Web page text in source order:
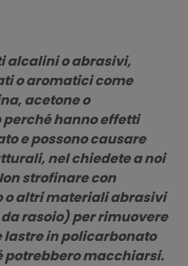
alcalini o abrasivi,
o aromatici come
acetone o
hanno effetti
e possono causare
nel chiedete a noi
strofinare con
o altri materiali abrasivi
rasoio) per rimuovere
lastre in policarbonato
potrebbero macchiarsi.